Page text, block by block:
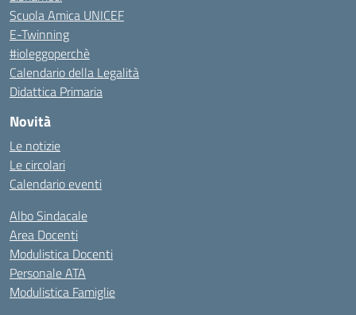
Scuola Amica UNICEF
E-Twinning
#ioleggoperchè
Calendario della Legalità
Didattica Primaria
Novità
Le notizie
Le circolari
Calendario eventi
Albo Sindacale
Area Docenti
Modulistica Docenti
Personale ATA
Modulistica Famiglie